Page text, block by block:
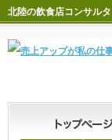
北陸の飲食店コンサル